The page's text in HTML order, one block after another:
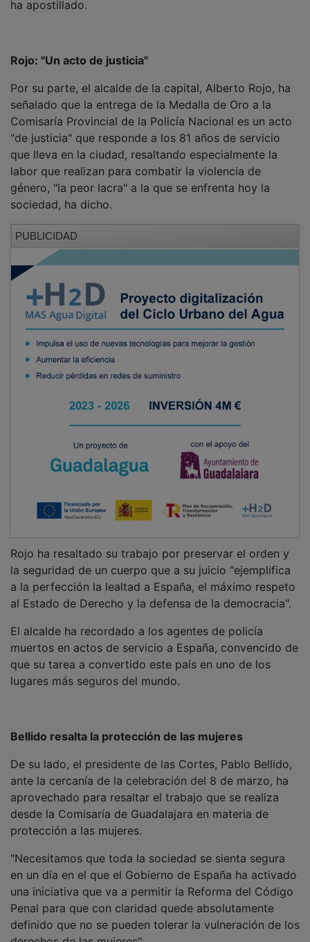
Por su parte, el alcalde de la capital, Alberto Rojo, ha
señalado que la entrega de la Medalla de Oro a la
Comisaría Provincial de la Policía Nacional es un acto
"de justicia" que responde a los 81 años de servicio
que lleva en la ciudad, resaltando especialmente la
labor que realizan para combatir la violencia de
género, "la peor lacra" a la que se enfrenta hoy la
sociedad, ha dicho.
Rojo ha resaltado su trabajo por preservar el orden y
la seguridad de un cuerpo que a su juicio "ejemplifica
a la perfección la lealtad a España, el máximo respeto
al Estado de Derecho y la defensa de la democracia".
El alcalde ha recordado a los agentes de policía
muertos en actos de servicio a España, convencido de
que su tarea a convertido este país en uno de los
lugares más seguros del mundo.
De su lado, el presidente de las Cortes, Pablo Bellido,
ante la cercanía de la celebración del 8 de marzo, ha
aprovechado para resaltar el trabajo que se realiza
desde la Comisaría de Guadalajara en materia de
protección a las mujeres.
"Necesitamos que toda la sociedad se sienta segura
en un día en el que el Gobierno de España ha activado
una iniciativa que va a permitir la Reforma del Código
Penal para que con claridad quede absolutamente
definido que no se pueden tolerar la vulneración de los
derechos de las mujeres".